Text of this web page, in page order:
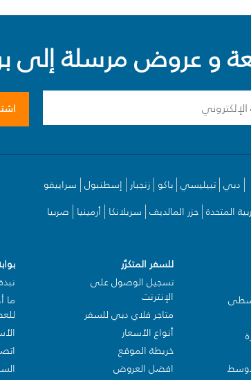
و عروض مرسلة إلى
دبي تبيليسي باكو زنجبار إسطنبول سراييفو
المتحدة جزر المالديف سريلانكا أرمينيا صربيا
للسفر المتكرّر
تسجيل الوصول على
الإنترنت
متاجر فلاي دبي للسفر
أنواع الأسعار
خريطة الموقع
افضل العروض
ما